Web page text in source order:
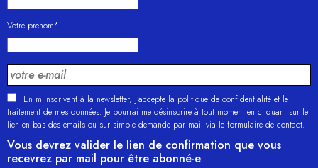
Votre prénom*
En m'inscrivant à la newsletter, j’accepte la politique de confidentialité et le
traitement de mes données. Je pourrai me désinscrire à tout moment en cliquant sur le
lien en bas des emails ou sur simple demande par mail via le formulaire de contact.
Vous devrez valider le lien de confirmation que vous
recevrez par mail pour être abonné·e